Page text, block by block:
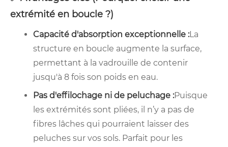
extrémité en boucle ?)
Capacité d'absorption exceptionnelle :La
structure en boucle augmente la surface,
permettant à la vadrouille de contenir
jusqu'à 8 fois son poids en eau.
Pas d'effilochage ni de peluchage :Puisque
les extrémités sont pliées, il n’y a pas de
fibres lâches qui pourraient laisser des
peluches sur vos sols. Parfait pour les